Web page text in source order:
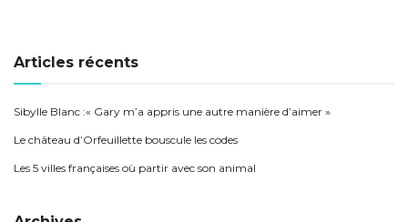
Articles récents
Sibylle Blanc :« Gary m’a appris une autre manière d’aimer »
Le château d’Orfeuillette bouscule les codes
Les 5 villes françaises où partir avec son animal